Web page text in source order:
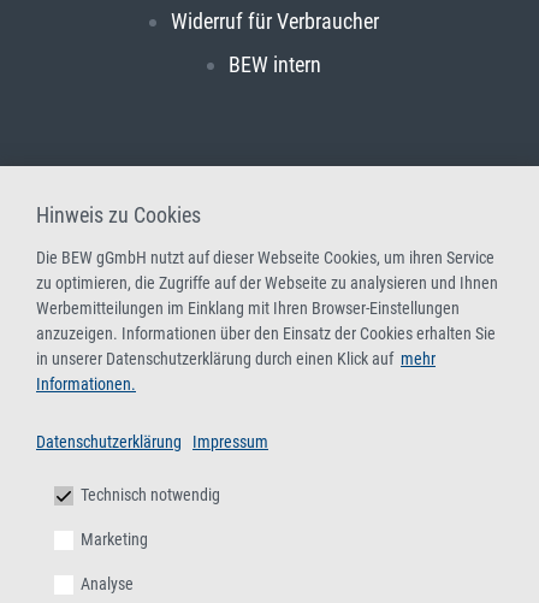
Widerruf für Verbraucher
BEW intern
Hinweis zu Cookies
Die BEW gGmbH nutzt auf dieser Webseite Cookies, um ihren Service
zu optimieren, die Zugriffe auf der Webseite zu analysieren und Ihnen
Werbemitteilungen im Einklang mit Ihren Browser-Einstellungen
anzuzeigen. Informationen über den Einsatz der Cookies erhalten Sie
in unserer Datenschutzerklärung durch einen Klick auf mehr
Informationen.
Datenschutzerklärung Impressum
Technisch notwendig
Marketing
Analyse